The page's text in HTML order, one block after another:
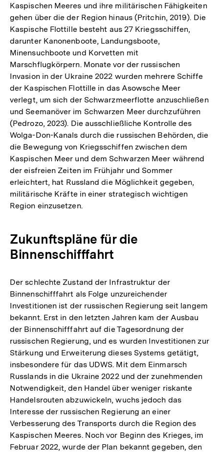
Kaspischen Meeres und ihre militärischen Fähigkeiten
gehen über die der Region hinaus (Pritchin, 2019). Die
Kaspische Flottille besteht aus 27 Kriegsschiffen,
darunter Kanonenboote, Landungsboote,
Minensuchboote und Korvetten mit
Marschflugkörpern. Monate vor der russischen
Invasion in der Ukraine 2022 wurden mehrere Schiffe
der Kaspischen Flottille in das Asowsche Meer
verlegt, um sich der Schwarzmeerflotte anzuschließen
und Seemanöver im Schwarzen Meer durchzuführen
(Pedrozo, 2023). Die ausschließliche Kontrolle des
Wolga-Don-Kanals durch die russischen Behörden, die
die Bewegung von Kriegsschiffen zwischen dem
Kaspischen Meer und dem Schwarzen Meer während
der eisfreien Zeiten im Frühjahr und Sommer
erleichtert, hat Russland die Möglichkeit gegeben,
militärische Kräfte in einer strategisch wichtigen
Region einzusetzen.
Zukunftspläne für die
Binnenschifffahrt
Der schlechte Zustand der Infrastruktur der
Binnenschifffahrt als Folge unzureichender
Investitionen ist der russischen Regierung seit langem
bekannt. Erst in den letzten Jahren kam der Ausbau
der Binnenschifffahrt auf die Tagesordnung der
russischen Regierung, und es wurden Investitionen zur
Stärkung und Erweiterung dieses Systems getätigt,
insbesondere für das UDWS. Mit dem Einmarsch
Russlands in die Ukraine 2022 und der zunehmenden
Notwendigkeit, den Handel über weniger riskante
Handelsrouten abzuwickeln, wuchs jedoch das
Interesse der russischen Regierung an einer
Verbesserung des Transports durch die Region des
Kaspischen Meeres. Noch vor Beginn des Krieges, im
Februar 2022, wurde der Plan bekannt gegeben, den